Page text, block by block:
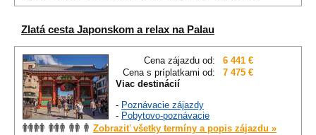
Zlatá cesta Japonskom a relax na Palau
Cena zájazdu od:
6 441 €
Cena s príplatkami od:
7 475 €
Viac destinácií
- Poznávacie zájazdy
- Pobytovo-poznávacie
Zobraziť všetky termíny a popis zájazdu »